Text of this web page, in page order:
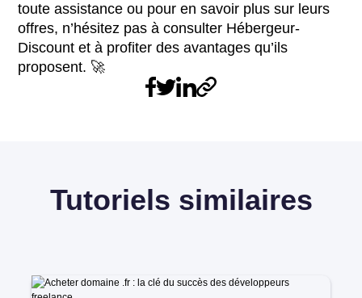
toute assistance ou pour en savoir plus sur leurs
offres, n’hésitez pas à consulter Hébergeur-
Discount et à profiter des avantages qu’ils
proposent. 🚀
Tutoriels similaires